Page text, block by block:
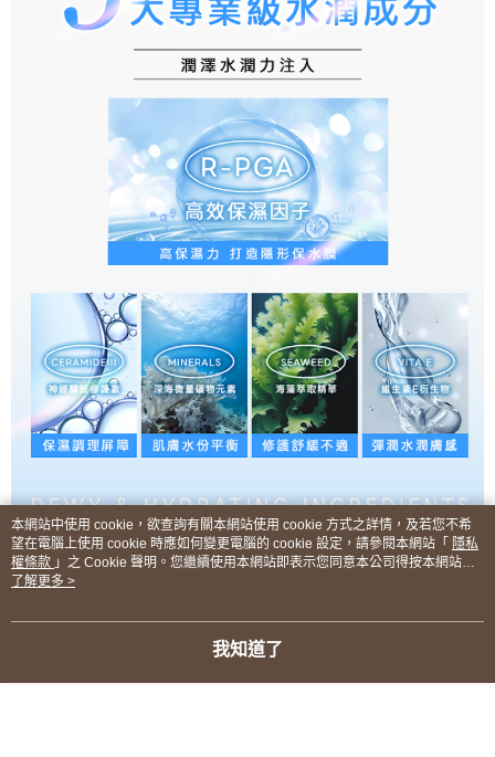
本網站中使用 cookie，欲查詢有關本網站使用 cookie 方式之詳情，及若您不希
望在電腦上使用 cookie 時應如何變更電腦的 cookie 設定，請參閱本網站「 隱私
權條款 」之 Cookie 聲明。您繼續使用本網站即表示您同意本公司得按本網站使
用條款之 Cookie 聲明使用 cookie。
了解更多 >
我知道了